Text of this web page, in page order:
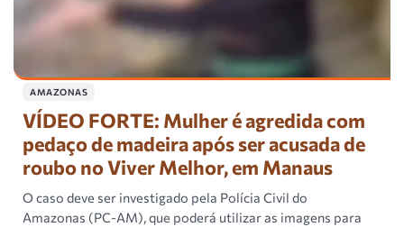
AMAZONAS
VÍDEO FORTE: Mulher é agredida com
pedaço de madeira após ser acusada de
roubo no Viver Melhor, em Manaus
O caso deve ser investigado pela Polícia Civil do
Amazonas (PC-AM), que poderá utilizar as imagens para